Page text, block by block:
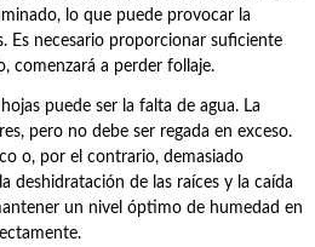
lo que puede provocar la
Es necesario proporcionar suficiente
comenzará a perder follaje.
puede ser la falta de agua. La
pero no debe ser regada en exceso.
o, por el contrario, demasiado
deshidratación de las raíces y la caída
un nivel óptimo de humedad en